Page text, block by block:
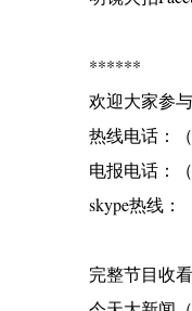
******
欢迎大家参
热线电话：
电报电话：
skype热线：
完整节目收